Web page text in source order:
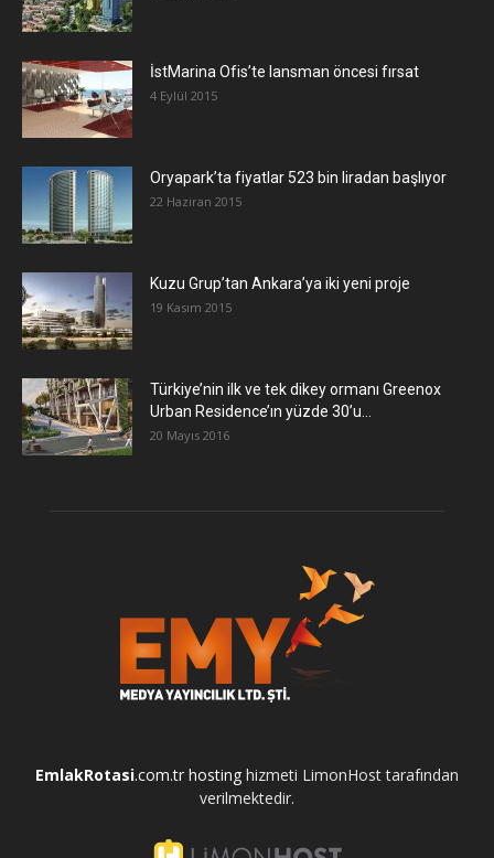
İstMarina Ofis’te lansman öncesi fırsat
4 Eylül 2015
Oryapark’ta fiyatlar 523 bin liradan başlıyor
22 Haziran 2015
​Kuzu Grup’tan Ankara’ya iki yeni proje
19 Kasım 2015
Türkiye’nin ilk ve tek dikey ormanı Greenox
Urban Residence’ın yüzde 30’u...
20 Mayıs 2016
EmlakRotasi.com.tr hosting hizmeti LimonHost tarafından
verilmektedir.